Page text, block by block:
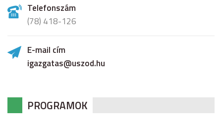
Telefonszám
(78) 418-126
E-mail cím
igazgatas@uszod.hu
PROGRAMOK